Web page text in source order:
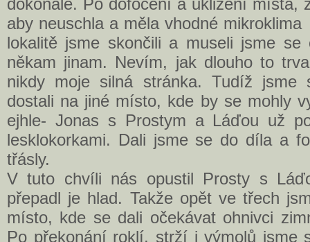
dokonale. Po dofocení a uklizení místa,
aby neuschla a měla vhodné
lokalitě jsme skončili a museli jsme se
někam jinam. Nevím, jak dlouho to
nikdy moje silná stránka. Tudíž
dostali na jiné místo, kde by se mohly
ejhle- Jonas s Prostym a Láďou už
lesklokorkami. Dali jsme se do díla a
třásly.
V tuto chvíli nás opustil Prosty s
přepadl je hlad. Takže opět ve třech
místo, kde se dali očekávat ohnivci
Po překonání roklí, strží i výmolů jsme